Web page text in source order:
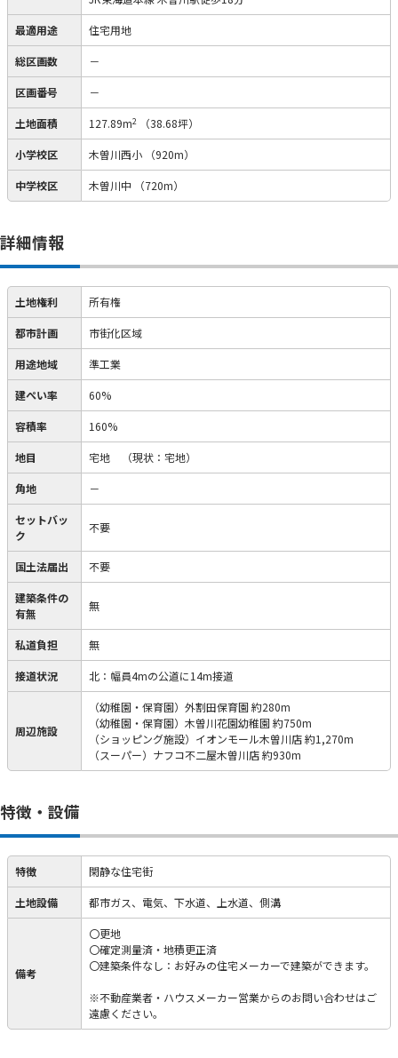
最適用途 住宅用地
総区画数 －
区画番号 －
土地面積 127.89m2 （38.68坪）
小学校区 木曽川西小 （920m）
中学校区 木曽川中 （720m）
詳細情報
土地権利 所有権
都市計画 市街化区域
用途地域 準工業
建ぺい率 60%
容積率 160%
地目 宅地 （現状：宅地）
角地 －
セットバッ
ク
不要
国土法届出 不要
建築条件の
有無
無
私道負担 無
接道状況 北：幅員4mの公道に14m接道
周辺施設
（幼稚園・保育園）外割田保育園 約280m
（幼稚園・保育園）木曽川花園幼稚園 約750m
（ショッピング施設）イオンモール木曽川店 約1,270m
（スーパー）ナフコ不二屋木曽川店 約930m
特徴・設備
特徴 閑静な住宅街
土地設備 都市ガス、電気、下水道、上水道、側溝
備考
〇更地
〇確定測量済・地積更正済
〇建築条件なし：お好みの住宅メーカーで建築ができます。
※不動産業者・ハウスメーカー営業からのお問い合わせはご
遠慮ください。